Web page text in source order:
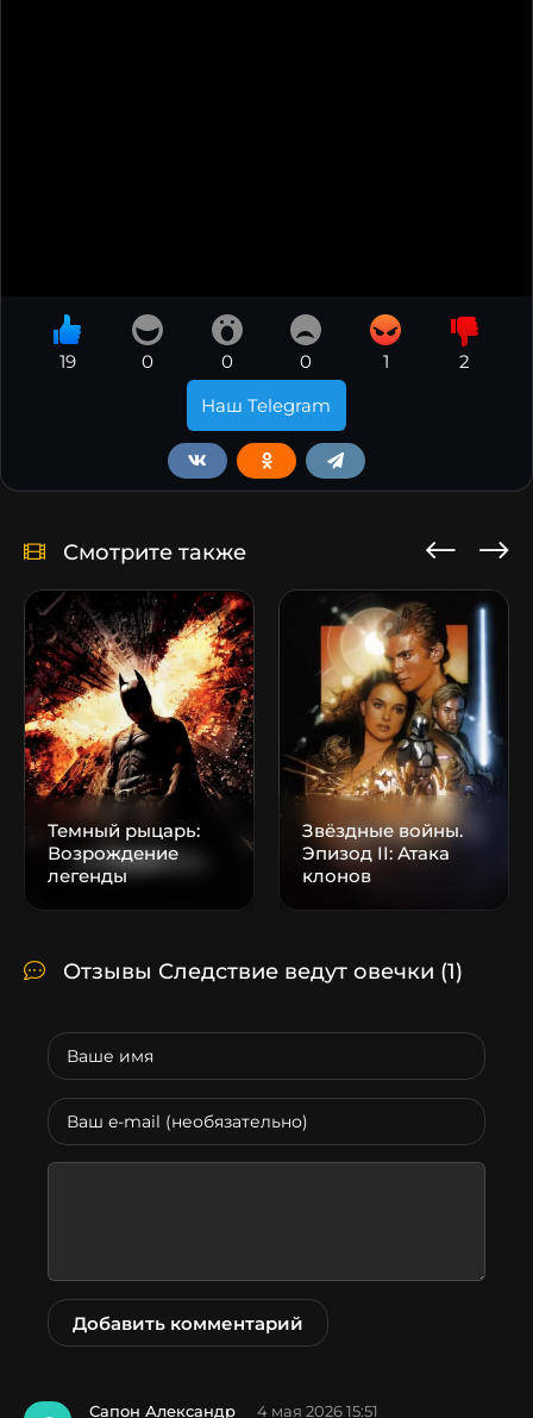
19 0 0 0 1
2
Наш Telegram
Смотрите также
Темный рыцарь:
Возрождение
легенды
Звёздные войны.
Эпизод II: Атака
клонов
Отзывы Следствие ведут овечки (1)
Добавить комментарий
Сапон Александр 4 мая 2026 15:51